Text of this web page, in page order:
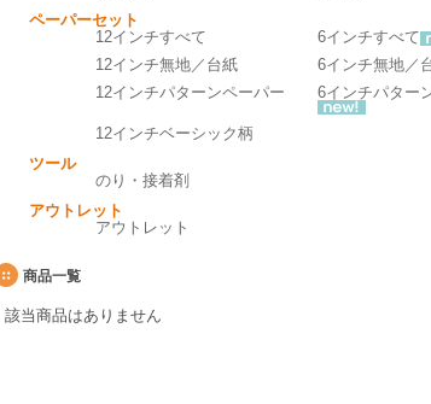
ペーパーセット
12インチすべて
6インチすべて
12インチ無地／台紙
6インチ無地／
12インチパターンペーパー
6インチパター
12インチベーシック柄
ツール
のり・接着剤
アウトレット
アウトレット
商品一覧
該当商品はありません